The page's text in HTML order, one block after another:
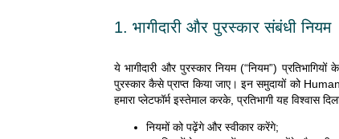
1. भागीदारी और पुरस्कार संबंधी नियम
ये भागीदारी और पुरस्कार नियम (“नियम”)
पुरस्कार कैसे प्राप्त किया जाए। इन समुदायों को
हमारा प्लेटफॉर्म इस्तेमाल करके, प्रतिभागी यह विश्वास
नियमों को पढ़ेंगे और स्वीकार करेंगे;